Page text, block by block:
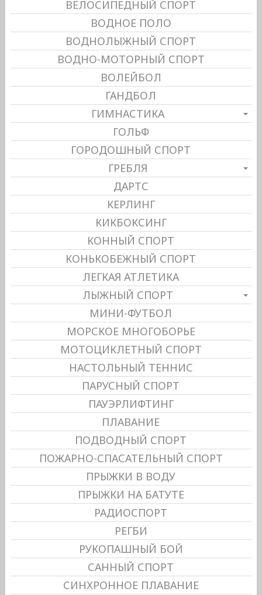
ВЕЛОСИПЕДНЫЙ СПОРТ
ВОДНОЕ ПОЛО
ВОДНОЛЫЖНЫЙ СПОРТ
ВОДНО-МОТОРНЫЙ СПОРТ
ВОЛЕЙБОЛ
ГАНДБОЛ
ГИМНАСТИКА
ГОЛЬФ
ГОРОДОШНЫЙ СПОРТ
ГРЕБЛЯ
ДАРТС
КЕРЛИНГ
КИКБОКСИНГ
КОННЫЙ СПОРТ
КОНЬКОБЕЖНЫЙ СПОРТ
ЛЕГКАЯ АТЛЕТИКА
ЛЫЖНЫЙ СПОРТ
МИНИ-ФУТБОЛ
МОРСКОЕ МНОГОБОРЬЕ
МОТОЦИКЛЕТНЫЙ СПОРТ
НАСТОЛЬНЫЙ ТЕННИС
ПАРУСНЫЙ СПОРТ
ПАУЭРЛИФТИНГ
ПЛАВАНИЕ
ПОДВОДНЫЙ СПОРТ
ПОЖАРНО-СПАСАТЕЛЬНЫЙ СПОРТ
ПРЫЖКИ В ВОДУ
ПРЫЖКИ НА БАТУТЕ
РАДИОСПОРТ
РЕГБИ
РУКОПАШНЫЙ БОЙ
САННЫЙ СПОРТ
СИНХРОННОЕ ПЛАВАНИЕ